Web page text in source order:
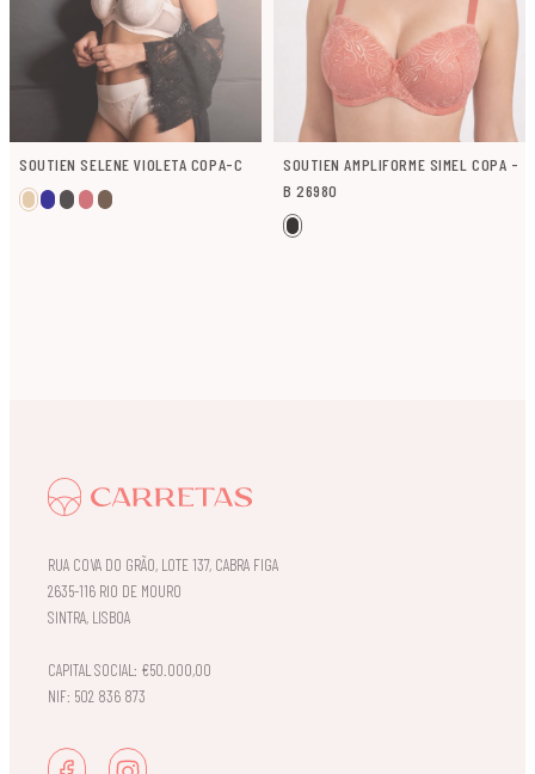
SOUTIEN SELENE VIOLETA COPA-C
SOUTIEN AMPLIFORME SIMEL COPA -
B 26980
RUA COVA DO GRÃO, LOTE 137, CABRA FIGA
2635-116 RIO DE MOURO
SINTRA, LISBOA
CAPITAL SOCIAL: €50.000,00
NIF: 502 836 873